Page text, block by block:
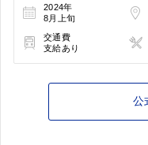
2024年
8月上旬
交通費
支給あり
公